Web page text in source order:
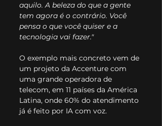
aquilo. A beleza do que a gente
tem agora é o contrário. Você
pensa o que você quiser e a
tecnologia vai fazer."
O exemplo mais concreto vem de
um projeto da Accenture com
uma grande operadora de
telecom, em 11 países da América
Latina, onde 60% do atendimento
já é feito por IA com voz.